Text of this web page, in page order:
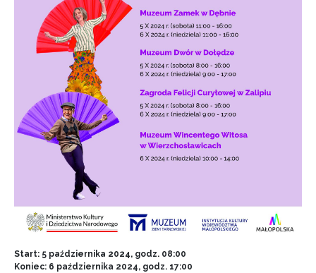
Start: 5 października 2024, godz. 08:00
Koniec: 6 października 2024, godz. 17:00